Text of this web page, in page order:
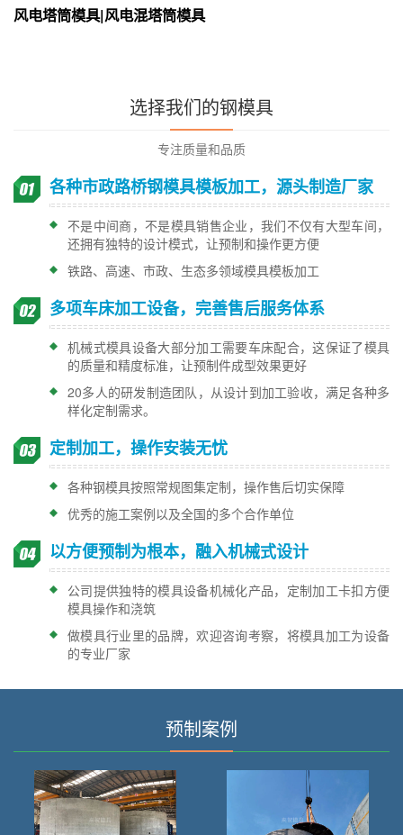
风电塔筒模具|风电混塔筒模具
选择我们的钢模具
专注质量和品质
各种市政路桥钢模具模板加工，源头制造厂家
不是中间商，不是模具销售企业，我们不仅有大型车间，
还拥有独特的设计模式，让预制和操作更方便
铁路、高速、市政、生态多领域模具模板加工
多项车床加工设备，完善售后服务体系
机械式模具设备大部分加工需要车床配合，这保证了模具
的质量和精度标准，让预制件成型效果更好
20多人的研发制造团队，从设计到加工验收，满足各种多
样化定制需求。
定制加工，操作安装无忧
各种钢模具按照常规图集定制，操作售后切实保障
优秀的施工案例以及全国的多个合作单位
以方便预制为根本，融入机械式设计
公司提供独特的模具设备机械化产品，定制加工卡扣方便
模具操作和浇筑
做模具行业里的品牌，欢迎咨询考察，将模具加工为设备
的专业厂家
预制案例